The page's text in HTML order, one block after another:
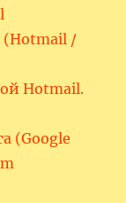
(Hotmail /
Hotmail.
(Google